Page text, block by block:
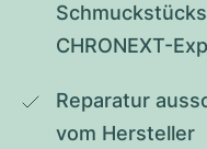
CHRONEXT-
Reparatur
vom Hersteller